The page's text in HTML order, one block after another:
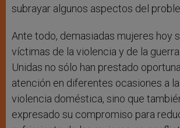
subrayar algunos aspectos del
Ante todo, demasiadas mujeres hoy
víctimas de la violencia y de la
Unidas no sólo han prestado
atención en diferentes ocasiones a
violencia doméstica, sino que
expresado su compromiso para